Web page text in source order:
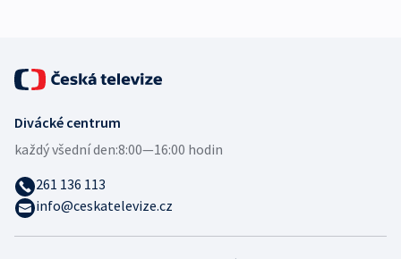
Divácké centrum
každý všední den:8:00—16:00 hodin
261 136 113
info@ceskatelevize.cz